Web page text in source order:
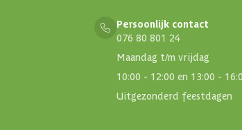
Persoonlijk contact
076 80 801 24
Maandag t/m vrijdag
10:00 - 12:00 en 13:00 -
Uitgezonderd feestdagen